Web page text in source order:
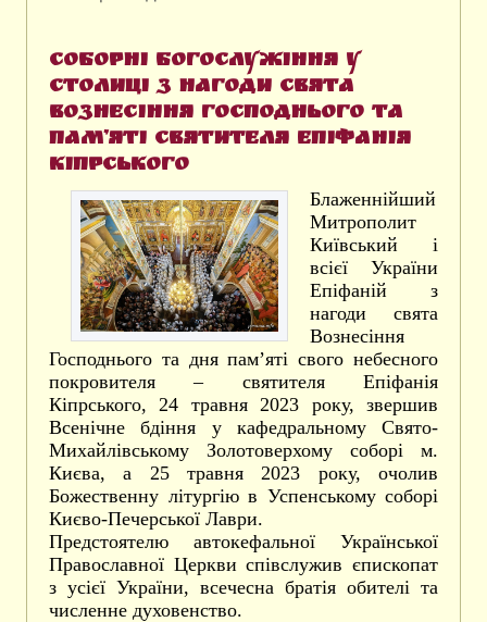
Соборні богослужіння у
столиці з нагоди свята
Вознесіння Господнього та
пам’яті святителя Епіфанія
Кіпрського
Блаженнійший
Митрополит
Київський і
всієї України
Епіфаній з
нагоди свята
Вознесіння
Господнього та дня пам’яті свого небесного
покровителя – святителя Епіфанія
Кіпрського, 24 травня 2023 року, звершив
Всенічне бдіння у кафедральному Свято-
Михайлівському Золотоверхому соборі м.
Києва, а 25 травня 2023 року, очолив
Божественну літургію в Успенському соборі
Києво-Печерської Лаври.
Предстоятелю автокефальної Української
Православної Церкви співслужив єпископат
з усієї України, всечесна братія обителі та
численне духовенство.